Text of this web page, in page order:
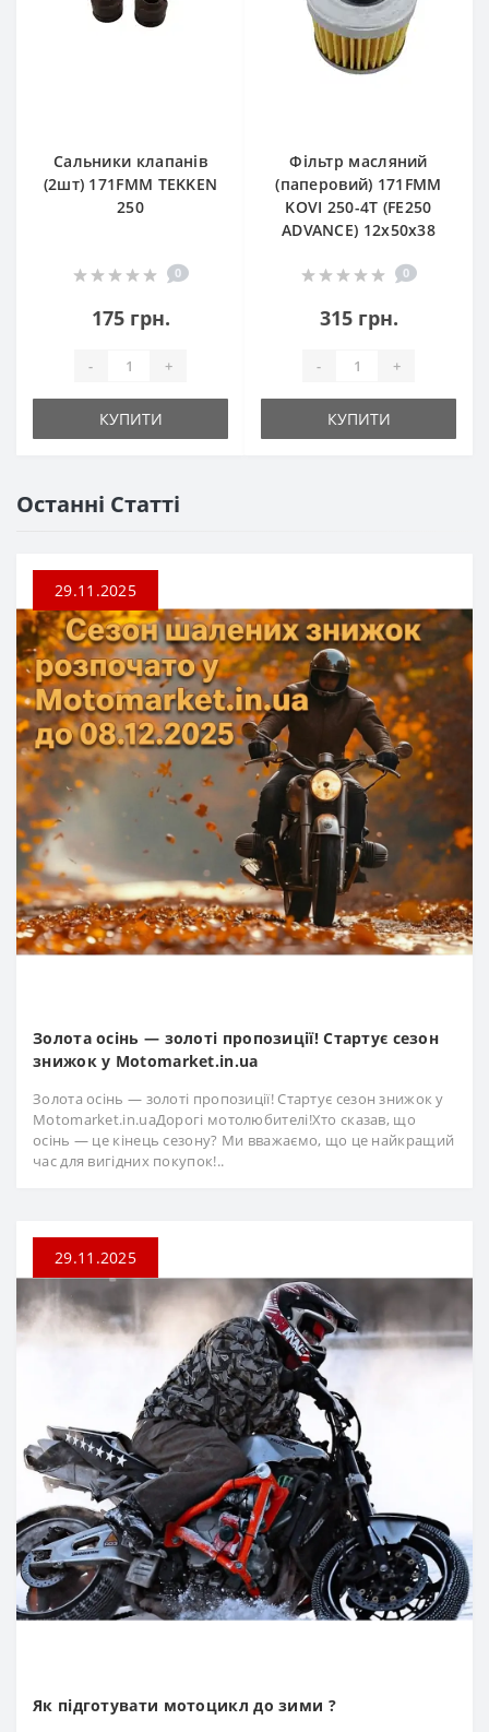
Сальники клапанів
(2шт) 171FMM TEKKEN
250
0
175 грн.
- +
КУПИТИ
Фільтр масляний
(паперовий) 171FMM
KOVI 250-4T (FE250
ADVANCE) 12х50х38
0
315 грн.
- +
КУПИТИ
Останні Статті
29.11.2025
Золота осінь — золоті пропозиції! Стартує сезон
знижок у Motomarket.in.ua
Золота осінь — золоті пропозиції! Стартує сезон знижок у
Motomarket.in.uaДорогі мотолюбителі!Хто сказав, що
осінь — це кінець сезону? Ми вважаємо, що це найкращий
час для вигідних покупок!..
29.11.2025
Як підготувати мотоцикл до зими ?